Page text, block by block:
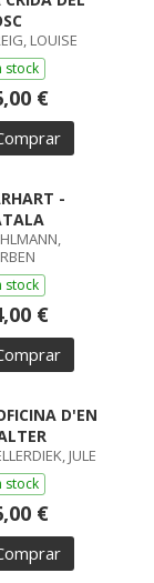
LOUISE
stock
€
-
stock
€
D'EN
JULE
stock
€